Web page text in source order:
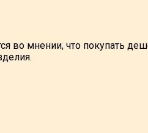
во мнении, что покупать